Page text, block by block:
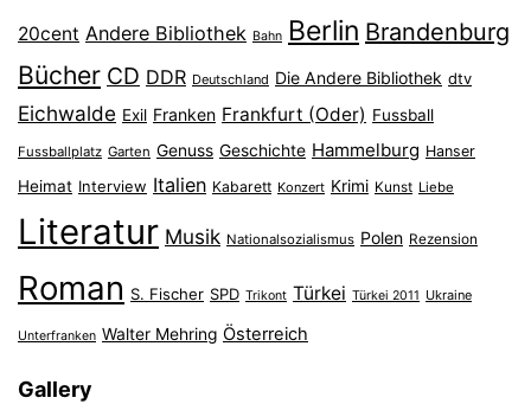
20cent Andere Bibliothek Bahn Berlin Brandenburg
Bücher CD DDR Deutschland Die Andere Bibliothek dtv
Eichwalde Exil Franken Frankfurt (Oder) Fussball
Fussballplatz Garten Genuss Geschichte Hammelburg Hanser
Heimat Interview Italien Kabarett Konzert Krimi Kunst Liebe
Literatur Musik Nationalsozialismus Polen Rezension
Roman S. Fischer SPD Trikont Türkei Türkei 2011 Ukraine
Unterfranken Walter Mehring Österreich
Gallery